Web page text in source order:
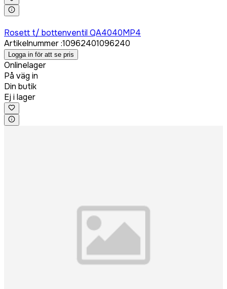
Rosett t/ bottenventil QA4040MP4
Artikelnummer:10962401096240
Logga in för att se pris
Onlinelager
På väg in
Din butik
Ej i lager